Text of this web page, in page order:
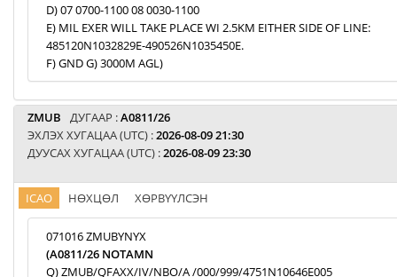
D) 07 0700-1100 08 0030-1100
E) MIL EXER WILL TAKE PLACE WI 2.5KM EITHER SIDE OF LINE:
485120N1032829E-490526N1035450E.
F) GND G) 3000M AGL)
ZMUB ДУГААР :A0811/26
ЭХЛЭХ ХУГАЦАА (UTC) :2026-08-09 21:30
ДУУСАХ ХУГАЦАА (UTC) :2026-08-09 23:30
ICAO НӨХЦӨЛ ХӨРВҮҮЛСЭН
071016 ZMUBYNYX
(A0811/26 NOTAMN
Q) ZMUB/QFAXX/IV/NBO/A /000/999/4751N10646E005